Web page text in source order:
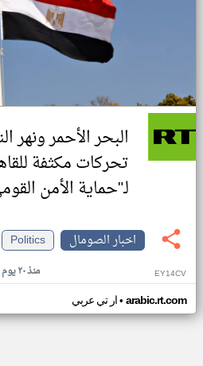
البحر الأحمر ونهر
تحركات مكثفة
لـ"حماية الأمن
اخبار الصومال
Politics
منذ ٢٠ يوم EY14CV
ار تي عربي• arabic.rt.com